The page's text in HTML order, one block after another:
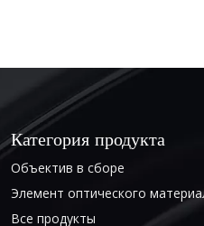
Категория продукта
Объектив в сборе
Элемент оптического
Все продукты